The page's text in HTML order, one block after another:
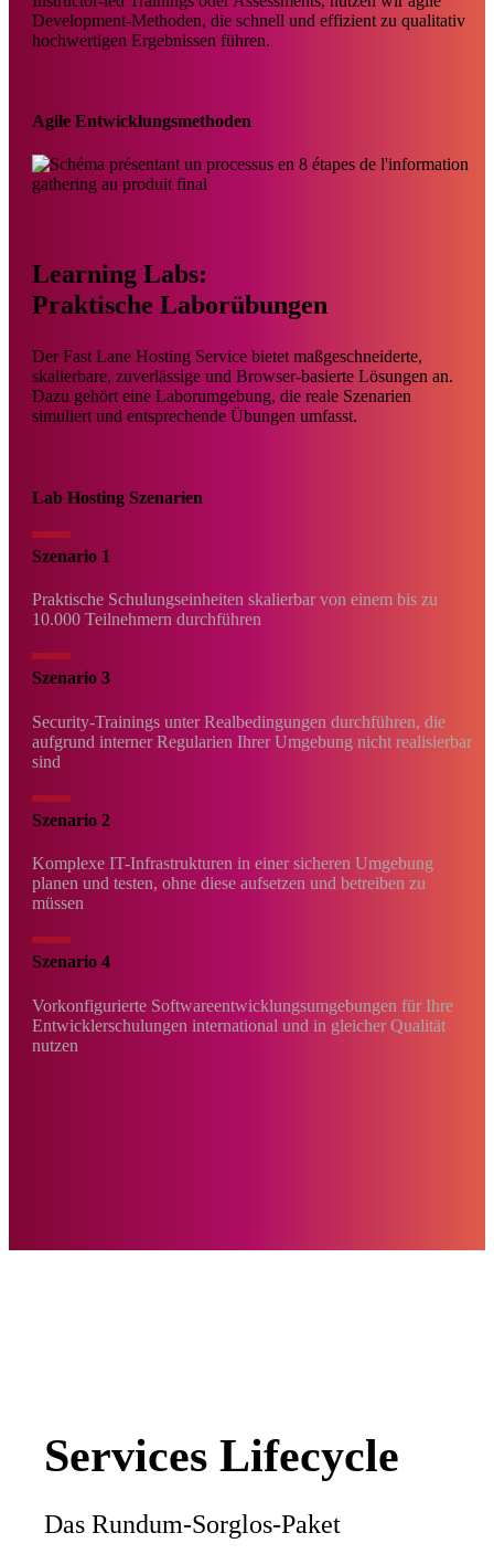
Development-Methoden, die schnell und effizient zu qualitativ
hochwertigen Ergebnissen führen.
Agile Entwicklungsmethoden
Learning Labs:
Praktische Laborübungen
Der Fast Lane Hosting Service bietet maßgeschneiderte,
skalierbare, zuverlässige und Browser-basierte Lösungen an.
Dazu gehört eine Laborumgebung, die reale Szenarien
simuliert und entsprechende Übungen umfasst.
Lab Hosting Szenarien
Szenario 1
Praktische Schulungseinheiten skalierbar von einem bis zu
10.000 Teilnehmern durchführen
Szenario 3
Security-Trainings unter Realbedingungen durchführen, die
aufgrund interner Regularien Ihrer Umgebung nicht realisierbar
sind
Szenario 2
Komplexe IT-Infrastrukturen in einer sicheren Umgebung
planen und testen, ohne diese aufsetzen und betreiben zu
müssen
Szenario 4
Vorkonfigurierte Softwareentwicklungsumgebungen für Ihre
Entwicklerschulungen international und in gleicher Qualität
nutzen
Services Lifecycle
Das Rundum-Sorglos-Paket